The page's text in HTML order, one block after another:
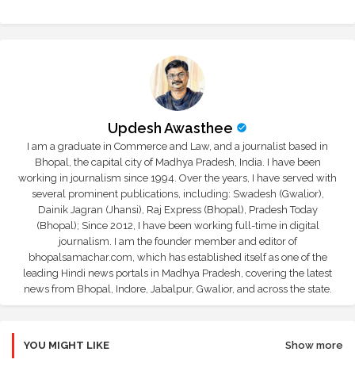
Updesh Awasthee
I am a graduate in Commerce and Law, and a journalist based in
Bhopal, the capital city of Madhya Pradesh, India. I have been
working in journalism since 1994. Over the years, I have served with
several prominent publications, including: Swadesh (Gwalior),
Dainik Jagran (Jhansi), Raj Express (Bhopal), Pradesh Today
(Bhopal); Since 2012, I have been working full-time in digital
journalism. I am the founder member and editor of
bhopalsamachar.com, which has established itself as one of the
leading Hindi news portals in Madhya Pradesh, covering the latest
news from Bhopal, Indore, Jabalpur, Gwalior, and across the state.
YOU MIGHT LIKE Show more